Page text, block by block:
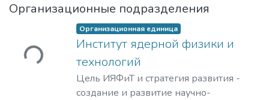
Организационные подразделения
Организационная единица
Институт ядерной физики и
технологий
Цель ИЯФиТ и стратегия развития -
создание и развитие научно-